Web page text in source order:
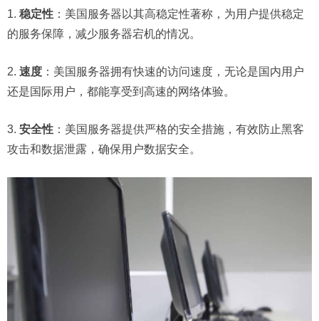
1. 稳定性 ：美国服务器以其高稳定性著称，为用户提供稳定
的服务保障，减少服务器宕机的情况。
2. 速度 ：美国服务器拥有快速的访问速度，无论是国内用户
还是国际用户，都能享受到高速的网络体验。
3. 安全性 ：美国服务器提供严格的安全措施，有效防止黑客
攻击和数据泄露，确保用户数据安全。